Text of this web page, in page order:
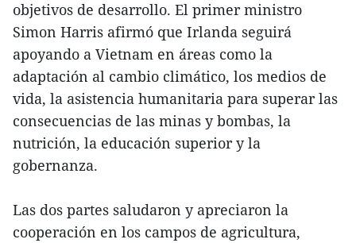
objetivos de desarrollo. El primer ministro
Simon Harris afirmó que Irlanda seguirá
apoyando a Vietnam en áreas como la
adaptación al cambio climático, los medios de
vida, la asistencia humanitaria para superar las
consecuencias de las minas y bombas, la
nutrición, la educación superior y la
gobernanza.
Las dos partes saludaron y apreciaron la
cooperación en los campos de agricultura,